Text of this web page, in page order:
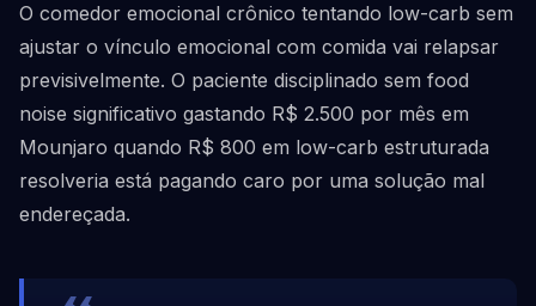
O comedor emocional crônico tentando low-carb sem
ajustar o vínculo emocional com comida vai relapsar
previsivelmente. O paciente disciplinado sem food
noise significativo gastando R$ 2.500 por mês em
Mounjaro quando R$ 800 em low-carb estruturada
resolveria está pagando caro por uma solução mal
endereçada.